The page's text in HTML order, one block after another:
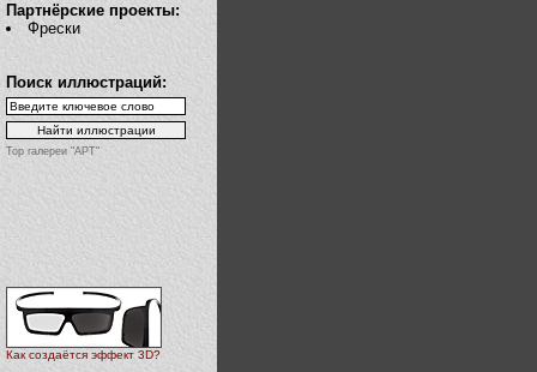
Партнёрские проекты:
Фрески
Поиск иллюстраций:
Top галереи "АРТ"
Как создаётся эффект 3D?